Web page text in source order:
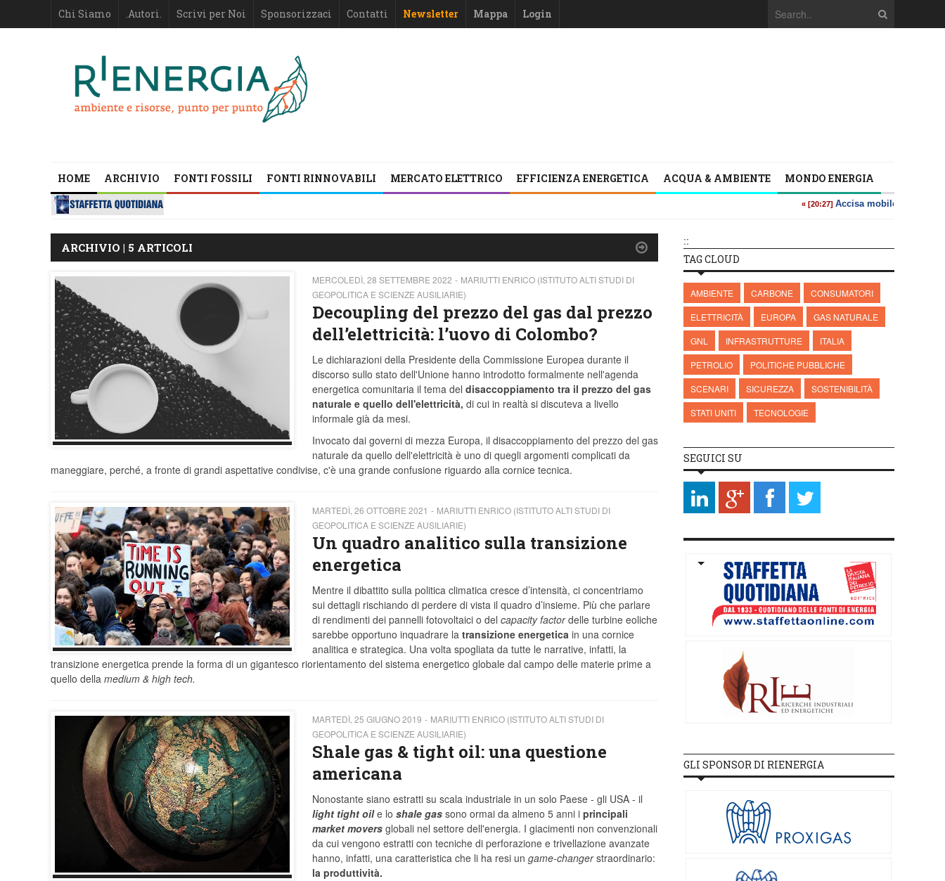
Chi Siamo .Autori. Scrivi per Noi Sponsorizzaci Contatti Newsletter Mappa Login
HOME ARCHIVIO FONTI FOSSILI FONTI RINNOVABILI MERCATO ELETTRICO EFFICIENZA ENERGETICA ACQUA & AMBIENTE MONDO ENERGIA
::
ARCHIVIO | 5 ARTICOLI
MERCOLEDÌ, 28 SETTEMBRE 2022
MARIUTTI ENRICO (ISTITUTO ALTI STUDI DI
GEOPOLITICA E SCIENZE AUSILIARIE)
Decoupling del prezzo del gas dal prezzo
dell’elettricità: l’uovo di Colombo?
Le dichiarazioni della Presidente della Commissione Europea durante il
discorso sullo stato dell'Unione hanno introdotto formalmente nell'agenda
energetica comunitaria il tema del disaccoppiamento tra il prezzo del gas
naturale e quello dell'elettricità, di cui in realtà si discuteva a livello
informale già da mesi.
Invocato dai governi di mezza Europa, il disaccoppiamento del prezzo del gas
naturale da quello dell'elettricità è uno di quegli argomenti complicati da
maneggiare, perché, a fronte di grandi aspettative condivise, c'è una grande confusione riguardo alla cornice tecnica.
MARTEDÌ, 26 OTTOBRE 2021
MARIUTTI ENRICO (ISTITUTO ALTI STUDI DI
GEOPOLITICA E SCIENZE AUSILIARIE)
Un quadro analitico sulla transizione
energetica
Mentre il dibattito sulla politica climatica cresce d’intensità, ci concentriamo
sui dettagli rischiando di perdere di vista il quadro d’insieme. Più che parlare
di rendimenti dei pannelli fotovoltaici o del capacity factordelle turbine eoliche
sarebbe opportuno inquadrare la transizione energeticain una cornice
analitica e strategica. Una volta spogliata da tutte le narrative, infatti, la
transizione energetica prende la forma di un gigantesco riorientamento del sistema energetico globale dal campo delle materie prime a
quello della medium & high tech.
MARTEDÌ, 25 GIUGNO 2019
MARIUTTI ENRICO (ISTITUTO ALTI STUDI DI
GEOPOLITICA E SCIENZE AUSILIARIE)
Shale gas & tight oil: una questione
americana
Nonostante siano estratti su scala industriale in un solo Paese - gli USA - il
light tight oile lo shale gassono ormai da almeno 5 anni i principali
market movers globali nel settore dell'energia. I giacimenti non convenzionali
da cui vengono estratti con tecniche di perforazione e trivellazione avanzate
hanno, infatti, una caratteristica che li ha resi un game-changerstraordinario:
la produttività.
TAG CLOUD
AMBIENTE CARBONE
CONSUMATORI
ELETTRICITÀ
EUROPA
GAS NATURALE
GNL
INFRASTRUTTURE
ITALIA
PETROLIO
POLITICHE PUBBLICHE
SCENARI
SICUREZZA
SOSTENIBILITÀ
STATI UNITI
TECNOLOGIE
SEGUICI SU
GLI SPONSOR DI RIENERGIA